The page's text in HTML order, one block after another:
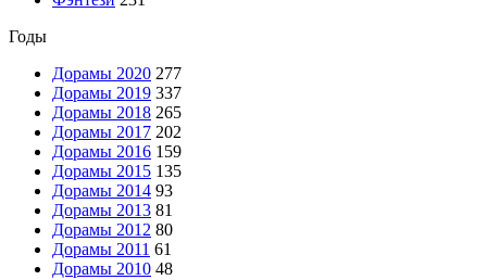
Годы
Дорамы 2020 277
Дорамы 2019 337
Дорамы 2018 265
Дорамы 2017 202
Дорамы 2016 159
Дорамы 2015 135
Дорамы 2014 93
Дорамы 2013 81
Дорамы 2012 80
Дорамы 2011 61
Дорамы 2010 48